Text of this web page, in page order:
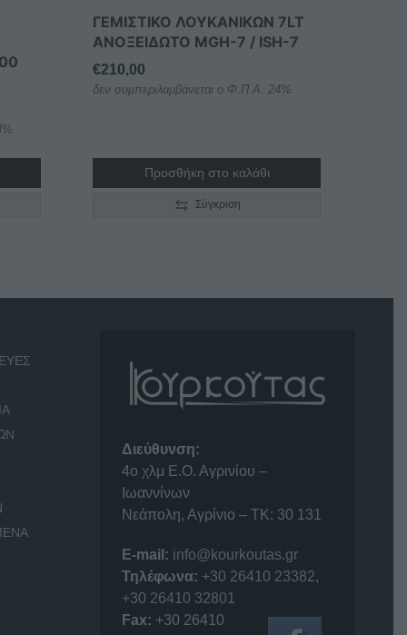
ΓΕΜΙΣΤΙΚΟ ΛΟΥΚΑΝΙΚΩΝ 7LT
ΑΝΟΞΕΙΔΩΤΟ MGH-7 / ISH-7
€210,00
δεν συμπεριλαμβάνεται ο Φ.Π.Α. 24%
Προσθήκη στο καλάθι
Σύγκριση
Διεύθυνση:
4o χλμ Ε.Ο. Αγρινίου –
Ιωαννίνων
Νεάπολη, Αγρίνιο – ΤΚ: 30 131
E-mail: info@kourkoutas.gr
Τηλέφωνα: +30 26410 23382,
+30 26410 32801
Fax: +30 26410